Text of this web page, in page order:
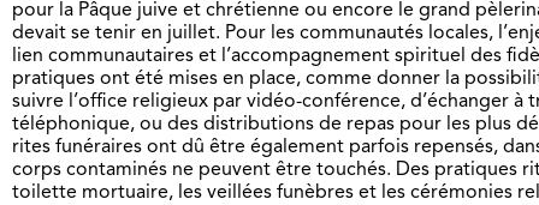
pour la Pâque juive et chrétienne ou encore le grand
devait se tenir en juillet. Pour les communautés locales,
lien communautaires et l’accompagnement spirituel des
pratiques ont été mises en place, comme donner la
suivre l’office religieux par vidéo-conférence, d’échanger à
téléphonique, ou des distributions de repas pour les plus
rites funéraires ont dû être également parfois repensés,
corps contaminés ne peuvent être touchés. Des pratiques
toilette mortuaire, les veillées funèbres et les cérémonies